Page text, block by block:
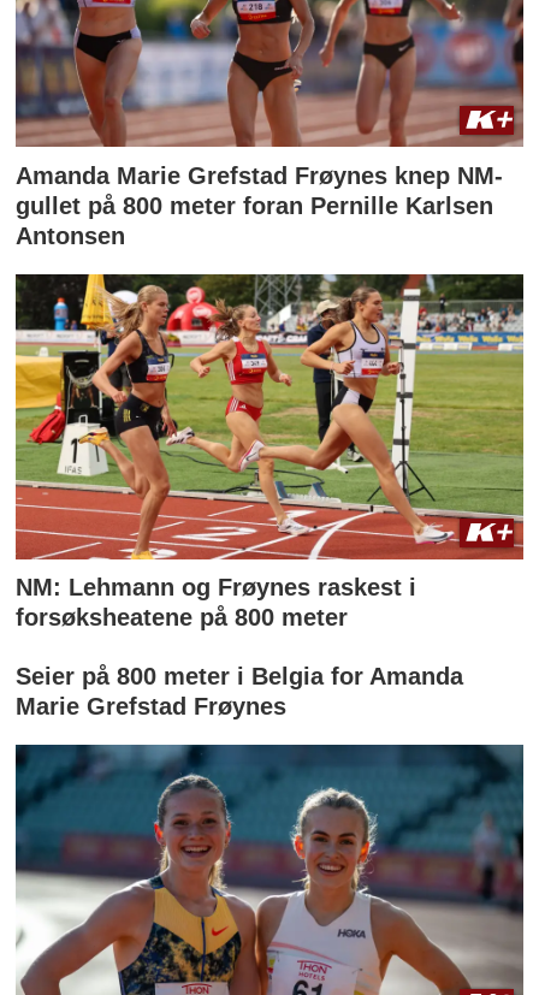
Amanda Marie Grefstad Frøynes knep NM-
gullet på 800 meter foran Pernille Karlsen
Antonsen
NM: Lehmann og Frøynes raskest i
forsøksheatene på 800 meter
Seier på 800 meter i Belgia for Amanda
Marie Grefstad Frøynes